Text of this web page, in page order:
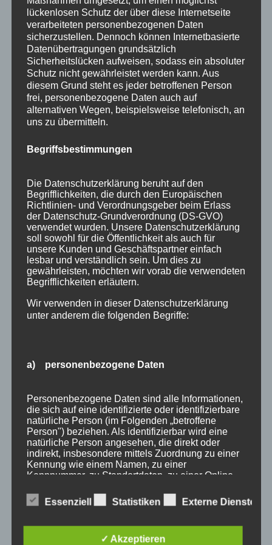
Wir sind Mitglied bei
Stichworte
allgäu allgäuer alpen alpen angebot Auszeit
bayern bergbahnen berge event
lückenlosen Schutz der über diese Internetseite
verarbeiteten personenbezogenen Daten
sicherzustellen. Dennoch können Internetbasierte
Datenübertragungen grundsätzlich
Sicherheitslücken aufweisen, sodass ein absoluter
Schutz nicht gewährleistet werden kann. Aus
diesem Grund steht es jeder betroffenen Person
frei, personenbezogene Daten auch auf
alternativen Wegen, beispielsweise telefonisch, an
uns zu übermitteln.
Begriffsbestimmungen
Die Datenschutzerklärung beruht auf den
Begrifflichkeiten, die durch den Europäischen
Richtlinien- und Verordnungsgeber beim Erlass
der Datenschutz-Grundverordnung (DS-GVO)
verwendet wurden. Unsere Datenschutzerklärung
soll sowohl für die Öffentlichkeit als auch für
unsere Kunden und Geschäftspartner einfach
lesbar und verständlich sein. Um dies zu
gewährleisten, möchten wir vorab die verwendeten
Begrifflichkeiten erläutern.
Wir verwenden in dieser Datenschutzerklärung
unter anderem die folgenden Begriffe:
a) personenbezogene Daten
Personenbezogene Daten sind alle Informationen,
die sich auf eine identifizierte oder identifizierbare
natürliche Person (im Folgenden „betroffene
Person") beziehen. Als identifizierbar wird eine
natürliche Person angesehen, die direkt oder
indirekt, insbesondere mittels Zuordnung zu einer
Kennung wie einem Namen, zu einer
Kennnummer, zu Standortdaten, zu einer Online-
besonderen Merkmalen, die Ausdruck der
physischen, physiologischen, genetischen,
identifiziert werden kann.
Essenziell Statistiken Externe Dienste
✓ Akzeptieren